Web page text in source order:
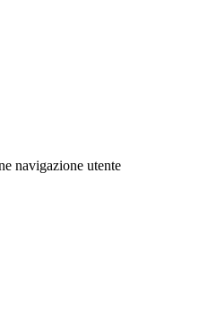
navigazione utente